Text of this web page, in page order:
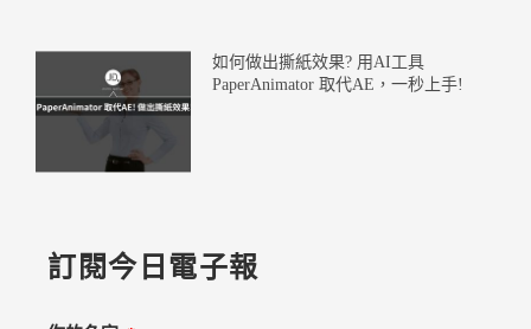
如何做出撕紙效果? 用AI工具
PaperAnimator 取代AE，一秒上手!
訂閱今日電子報